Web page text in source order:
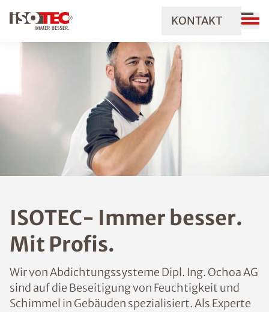
KONTAKT
ISOTEC- Immer besser.
Mit Profis.
Wir von Abdichtungssysteme Dipl. Ing. Ochoa AG
sind auf die Beseitigung von Feuchtigkeit und
Schimmel in Gebäuden spezialisiert. Als Experte